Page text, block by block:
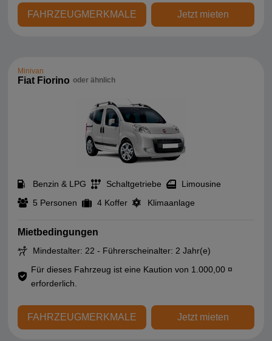
FAHRZEUGMERKMALE Jetzt mieten
Minivan
Fiat Fiorino oder ähnlich
Benzin & LPG Schaltgetriebe
Limousine
5 Personen
4 Koffer Klimaanlage
Mietbedingungen
Mindestalter: 22 - Führerscheinalter: 2 Jahr(e)
Für dieses Fahrzeug ist eine Kaution von 1.000,00 ¤
erforderlich.
FAHRZEUGMERKMALE Jetzt mieten